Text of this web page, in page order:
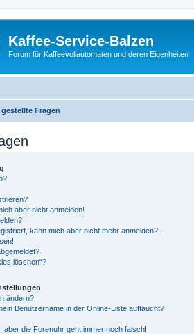
Kaffee-Service-Balzen
Forum für Kaffeevollautomaten und deren Eigenheiten
Fragen
aber nicht anmelden!
kann mich aber nicht mehr anmelden?!
löschen“?
ändern?
Benutzername in der Online-Liste auftaucht?
aber die Forenuhr geht immer noch falsch!